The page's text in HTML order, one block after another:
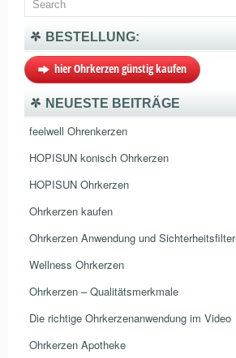
BESTELLUNG:
hier Ohrkerzen günstig kaufen
NEUESTE BEITRÄGE
feelwell Ohrenkerzen
HOPISUN konisch Ohrkerzen
HOPISUN Ohrkerzen
Ohrkerzen kaufen
Ohrkerzen Anwendung und Sichterheitsfilter
Wellness Ohrkerzen
Ohrkerzen – Qualitätsmerkmale
Die richtige Ohrkerzenanwendung im Video
Ohrkerzen Apotheke